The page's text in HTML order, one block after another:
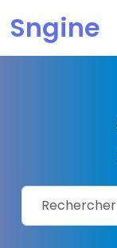
Sngine